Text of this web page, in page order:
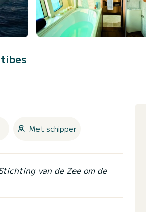
Met schipper
van de Zee om de